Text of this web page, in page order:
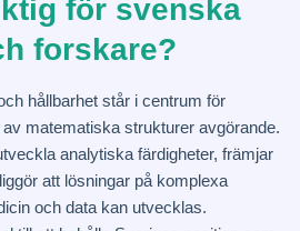
för svenska
forskare?
hållbarhet står i centrum för
matematiska strukturer avgörande.
analytiska färdigheter, främjar
att lösningar på komplexa
och data kan utvecklas.